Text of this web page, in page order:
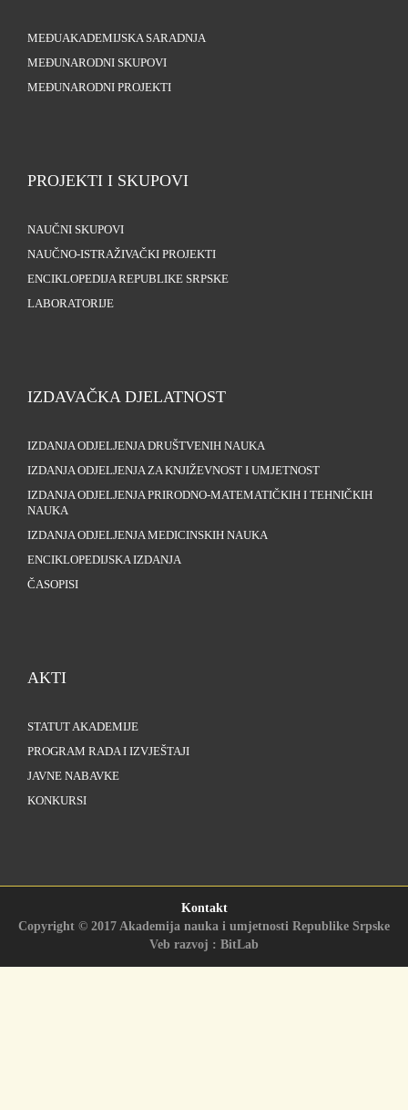
MEĐUAKADEMIJSKA SARADNJA
MEĐUNARODNI SKUPOVI
MEĐUNARODNI PROJEKTI
PROJEKTI I SKUPOVI
NAUČNI SKUPOVI
NAUČNO-ISTRAŽIVAČKI PROJEKTI
ENCIKLOPEDIJA REPUBLIKE SRPSKE
LABORATORIJE
IZDAVAČKA DJELATNOST
IZDANJA ODJELJENJA DRUŠTVENIH NAUKA
IZDANJA ODJELJENJA ZA KNJIŽEVNOST I UMJETNOST
IZDANJA ODJELJENJA PRIRODNO-MATEMATIČKIH I TEHNIČKIH
NAUKA
IZDANJA ODJELJENJA MEDICINSKIH NAUKA
ENCIKLOPEDIJSKA IZDANJA
ČASOPISI
AKTI
STATUT AKADEMIJE
PROGRAM RADA I IZVJEŠTAJI
JAVNE NABAVKE
KONKURSI
Kontakt
Copyright © 2017 Akademija nauka i umjetnosti Republike Srpske
Veb razvoj : BitLab